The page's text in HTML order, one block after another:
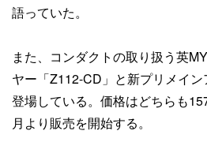
語っていた。
また、コンダクトの取り扱う英
ヤー「Z112-CD」と新プリメイ
登場している。価格はどちらも
月より販売を開始する。